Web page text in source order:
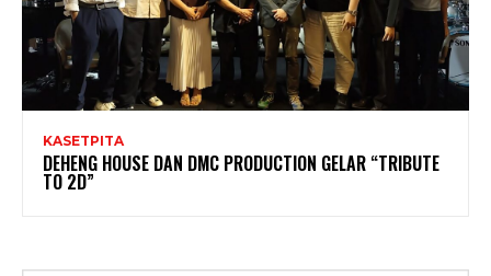
KASETPITA
DEHENG HOUSE DAN DMC PRODUCTION GELAR “TRIBUTE
TO 2D”